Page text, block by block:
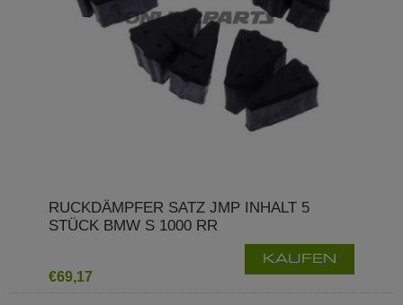
RUCKDÄMPFER SATZ JMP INHALT 5
STÜCK BMW S 1000 RR
€69,17
KAUFEN